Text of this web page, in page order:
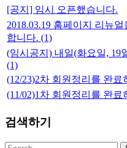
[공지] 임시 오픈했습니다.
2018.03.19 홈페이지 리뉴
합니다. (1)
(임시공지) 내일(화요일, 19
(1)
(12/23)2차 회원정리를 완료
(11/02)1차 회원정리를 완료
검색하기